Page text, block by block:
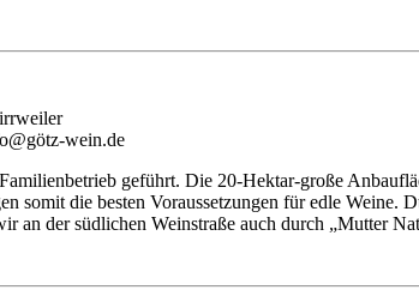
wein.de
geführt. Die 20-Hektar-große
somit die besten Voraussetzungen für edle
an der südlichen Weinstraße auch durch „Mutter